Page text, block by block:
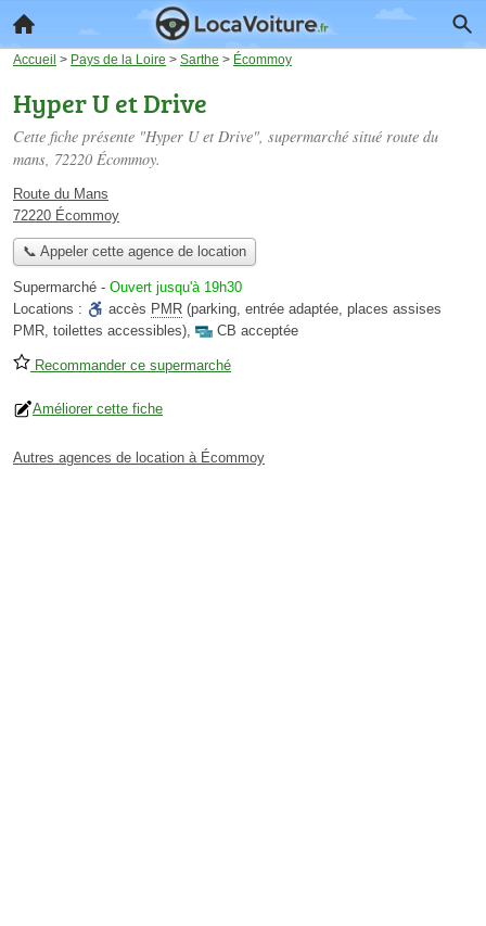
Accueil > Pays de la Loire > Sarthe > Écommoy
Hyper U et Drive
Cette fiche présente "Hyper U et Drive", supermarché situé route du
mans, 72220 Écommoy.
Route du Mans
72220 Écommoy
📞 Appeler cette agence de location
Supermarché - Ouvert jusqu'à 19h30
Locations :
accès PMR (parking, entrée adaptée, places assises
PMR, toilettes accessibles), CB acceptée
Recommander ce supermarché
Améliorer cette fiche
Autres agences de location à Écommoy